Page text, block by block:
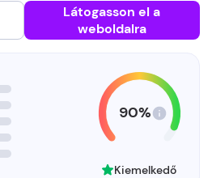
Látogasson el a
weboldalra
90%
Kiemelkedő